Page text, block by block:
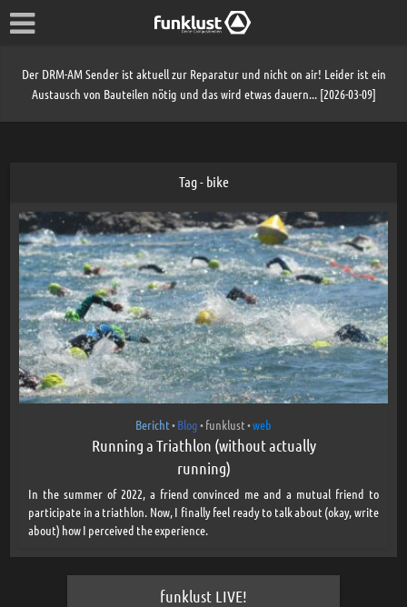
Der DRM-AM Sender ist aktuell zur Reparatur und nicht on air! Leider ist ein
Austausch von Bauteilen nötig und das wird etwas dauern... [2026-03-09]
Tag - bike
Bericht•Blog•funklust•web
Running a Triathlon (without actually
running)
In the summer of 2022, a friend convinced me and a mutual friend to
participate in a triathlon. Now, I finally feel ready to talk about (okay, write
about) how I perceived the experience.
funklust LIVE!